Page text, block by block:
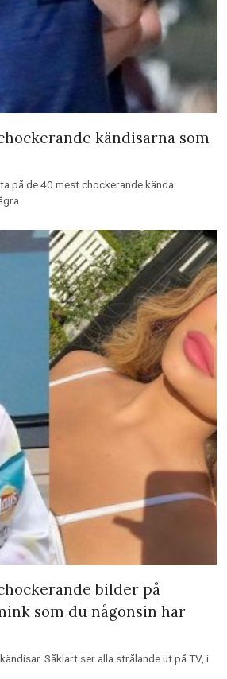
kändisarna som
på de 40 mest chockerande kända
bilder på
som du någonsin har
Såklart ser alla strålande ut på TV, i